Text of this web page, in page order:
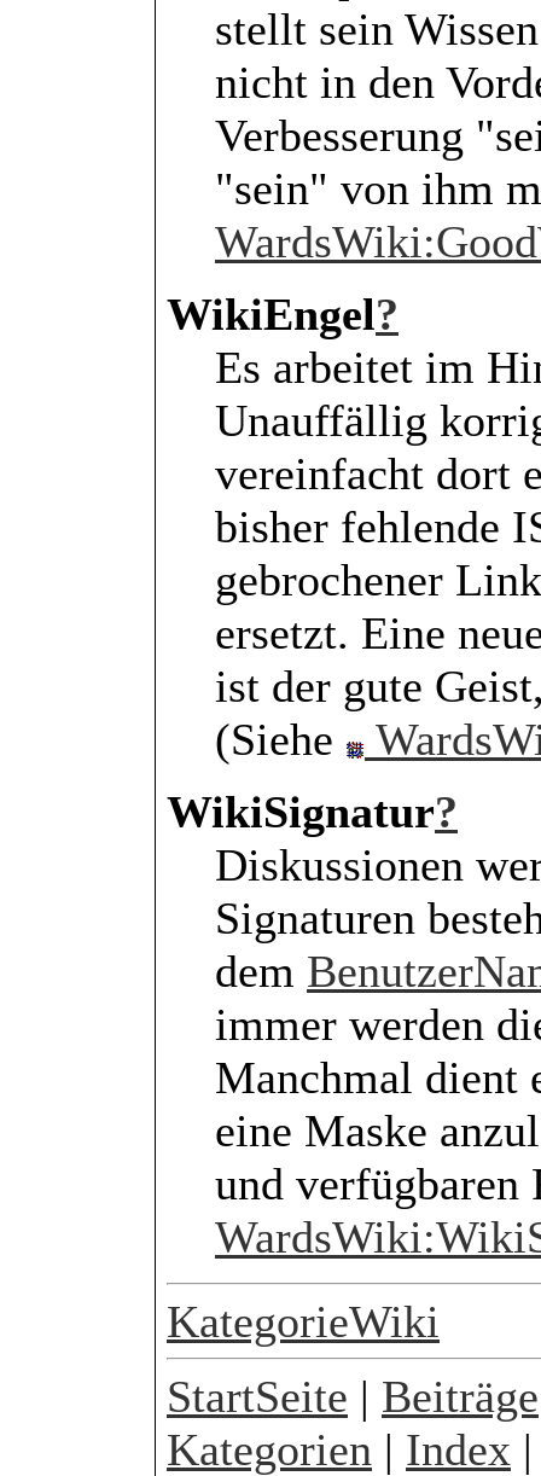
stellt sein
nicht in den
Verbesserung
"sein" von ihm
WikiEngel?
Es arbeitet im
Unauffällig
vereinfacht dort
bisher fehlende
gebrochener
ersetzt. Eine
ist der gute
(Siehe
WikiSignatur?
Diskussionen
Signaturen
dem
immer werden
Manchmal dient
eine Maske
und
KategorieWiki
StartSeite | Beiträge
Kategorien | Index